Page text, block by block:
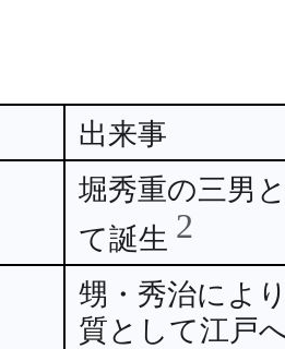
出来事
堀秀重の三男
て誕生 2
甥・秀治によ
質として江戸へ